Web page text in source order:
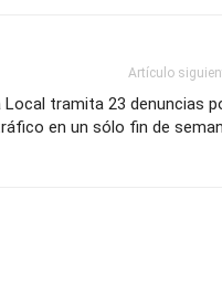
Artículo
Local tramita 23 denuncias
en un sólo fin de